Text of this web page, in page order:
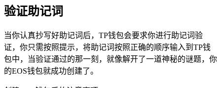
验证助记词
当你认真抄写好助记词后，TP钱包会要求你进行助记词验
证，你只需按照提示，将助记词按照正确的顺序输入到TP钱
包中，当验证通过的那一刻，就像解开了一道神秘的谜题，你
的EOS钱包就成功创建了。